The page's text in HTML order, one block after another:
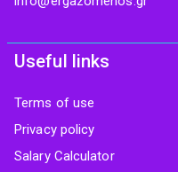
Useful links
Terms of use
Privacy policy
Salary Calculator